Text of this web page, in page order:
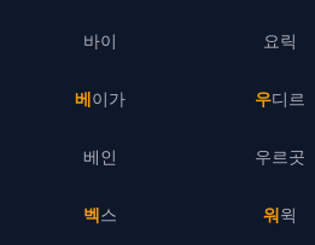
바이
베이가
베인
벡스
요릭
우디르
우르곳
워윅